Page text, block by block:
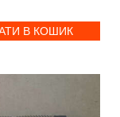
В КОШИК